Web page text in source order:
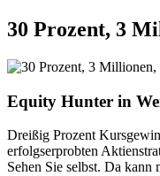
30 Prozent, 3
Equity Hunter in
Dreißig Prozent
erfolgserprobten
Sehen Sie selbst. Da kann